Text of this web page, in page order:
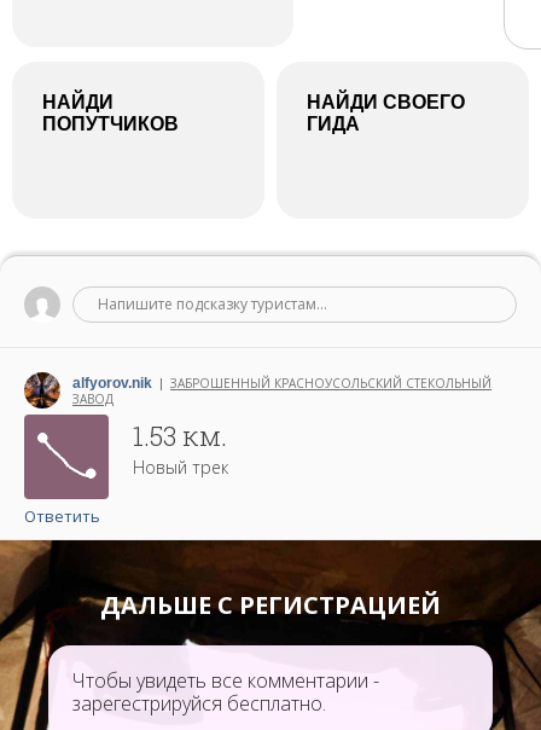
НАЙДИ
ПОПУТЧИКОВ
НАЙДИ СВОЕГО
ГИДА
Напишите подсказку туристам...
alfyorov.nik | ЗАБРОШЕННЫЙ КРАСНОУСОЛЬСКИЙ СТЕКОЛЬНЫЙ
ЗАВОД
Написано 28 июня 2026
1.53 км.
Новый трек
Ответить
ДАЛЬШЕ С РЕГИСТРАЦИЕЙ
Чтобы увидеть все комментарии -
зарегестрируйся бесплатно.